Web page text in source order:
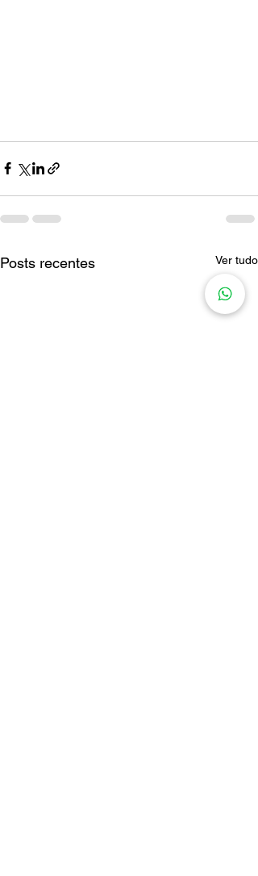
Posts recentes Ver tudo